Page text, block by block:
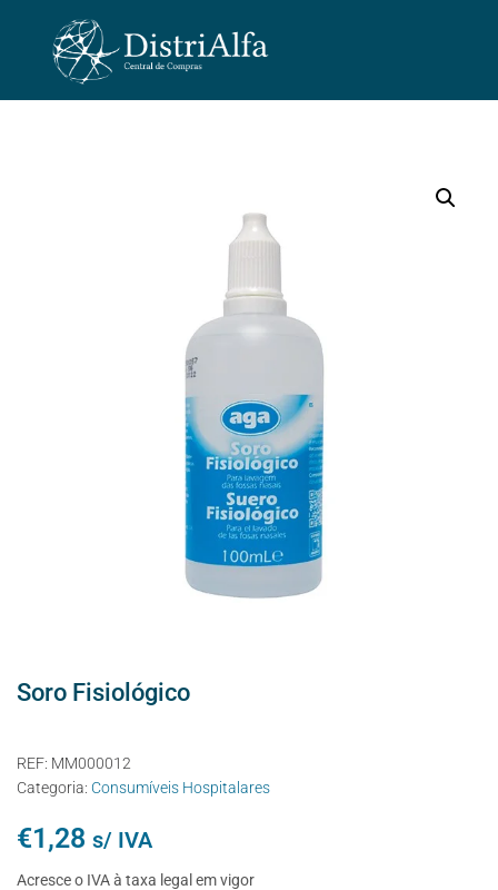
Soro Fisiológico
REF: MM000012
Categoria: Consumíveis Hospitalares
€1,28 s/ IVA
Acresce o IVA à taxa legal em vigor